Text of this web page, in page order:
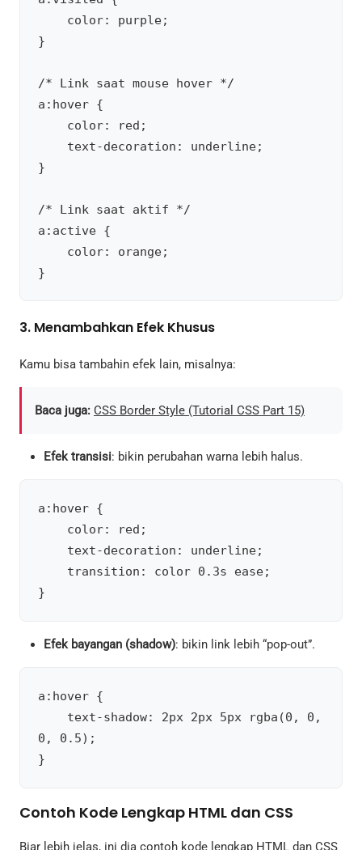
}
/* Link saat mouse hover */
a:hover {
}
/* Link saat aktif */
a:active {
3. Menambahkan Efek Khusus
Kamu bisa tambahin efek lain, misalnya:
Baca juga: CSS Border Style (Tutorial CSS Part 15)
Efek transisi: bikin perubahan warna lebih halus.
a:hover {
Efek bayangan (shadow): bikin link lebih “pop-out”.
a:hover {
0, 0.5);
Contoh Kode Lengkap HTML dan CSS
Biar lebih jelas, ini dia contoh kode lengkap HTML dan CSS